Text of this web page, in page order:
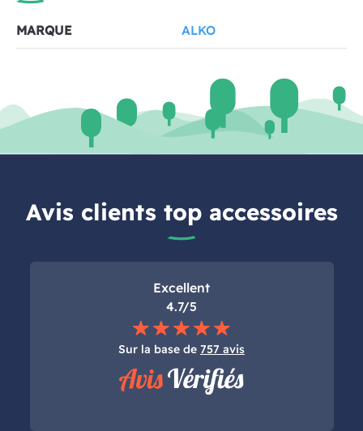
MARQUE ALKO
Avis clients top accessoires
Excellent
4.7/5
Sur la base de 757 avis